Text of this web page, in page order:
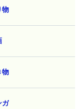
物
物
ガ